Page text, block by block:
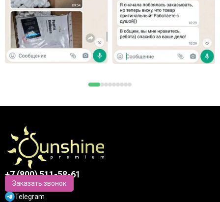
+7 (800) 511-58-61
Заказать звонок
Telegram